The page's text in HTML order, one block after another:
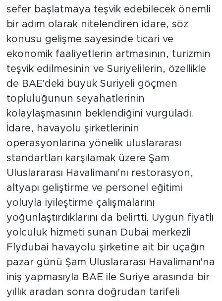
sefer başlatmaya teşvik edebilecek önemli
bir adım olarak nitelendiren idare, söz
konusu gelişme sayesinde ticari ve
ekonomik faaliyetlerin artmasının, turizmin
teşvik edilmesinin ve Suriyelilerin, özellikle
de BAE'deki büyük Suriyeli göçmen
topluluğunun seyahatlerinin
kolaylaşmasının beklendiğini vurguladı.
İdare, havayolu şirketlerinin
operasyonlarına yönelik uluslararası
standartları karşılamak üzere Şam
Uluslararası Havalimanı'nı restorasyon,
altyapı geliştirme ve personel eğitimi
yoluyla iyileştirme çalışmalarını
yoğunlaştırdıklarını da belirtti. Uygun fiyatlı
yolculuk hizmeti sunan Dubai merkezli
Flydubai havayolu şirketine ait bir uçağın
pazar günü Şam Uluslararası Havalimanı'na
iniş yapmasıyla BAE ile Suriye arasında bir
yıllık aradan sonra doğrudan tarifeli